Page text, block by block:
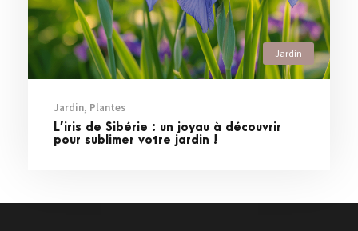
Jardin
Jardin, Plantes
L’iris de Sibérie : un joyau à découvrir
pour sublimer votre jardin !